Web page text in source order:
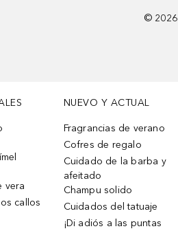
© 2026
vera
callos
NUEVO Y ACTUAL
Fragrancias de verano
Cofres de regalo
Cuidado de la barba y
afeitado
Champu solido
Cuidados del tatuaje
¡Di adiós a las puntas